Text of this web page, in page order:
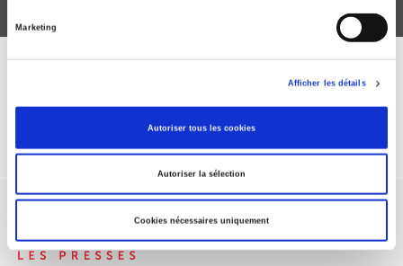
Marketing
Afficher les détails
Autoriser tous les cookies
Autoriser la sélection
Cookies nécessaires uniquement
DISCOVER OUR JOURNALS
Subscribe today